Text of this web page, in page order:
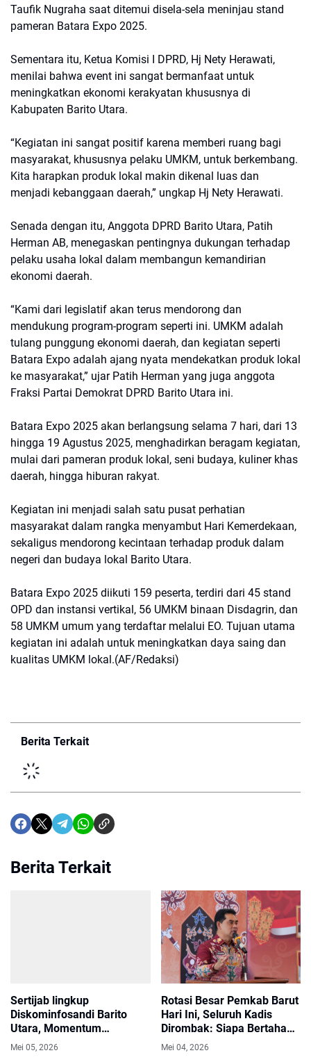
Taufik Nugraha saat ditemui disela-sela meninjau stand
pameran Batara Expo 2025.
Sementara itu, Ketua Komisi I DPRD, Hj Nety Herawati,
menilai bahwa event ini sangat bermanfaat untuk
meningkatkan ekonomi kerakyatan khususnya di
Kabupaten Barito Utara.
“Kegiatan ini sangat positif karena memberi ruang bagi
masyarakat, khususnya pelaku UMKM, untuk berkembang.
Kita harapkan produk lokal makin dikenal luas dan
menjadi kebanggaan daerah,” ungkap Hj Nety Herawati.
Senada dengan itu, Anggota DPRD Barito Utara, Patih
Herman AB, menegaskan pentingnya dukungan terhadap
pelaku usaha lokal dalam membangun kemandirian
ekonomi daerah.
“Kami dari legislatif akan terus mendorong dan
mendukung program-program seperti ini. UMKM adalah
tulang punggung ekonomi daerah, dan kegiatan seperti
Batara Expo adalah ajang nyata mendekatkan produk lokal
ke masyarakat,” ujar Patih Herman yang juga anggota
Fraksi Partai Demokrat DPRD Barito Utara ini.
Batara Expo 2025 akan berlangsung selama 7 hari, dari 13
hingga 19 Agustus 2025, menghadirkan beragam kegiatan,
mulai dari pameran produk lokal, seni budaya, kuliner khas
daerah, hingga hiburan rakyat.
Kegiatan ini menjadi salah satu pusat perhatian
masyarakat dalam rangka menyambut Hari Kemerdekaan,
sekaligus mendorong kecintaan terhadap produk dalam
negeri dan budaya lokal Barito Utara.
Batara Expo 2025 diikuti 159 peserta, terdiri dari 45 stand
OPD dan instansi vertikal, 56 UMKM binaan Disdagrin, dan
58 UMKM umum yang terdaftar melalui EO. Tujuan utama
kegiatan ini adalah untuk meningkatkan daya saing dan
kualitas UMKM lokal.(AF/Redaksi)
Berita Terkait
Berita Terkait
Sertijab lingkup
Diskominfosandi Barito
Utara, Momentum
Peningkatan Kinerja,
Solidaritas, Dan Kontribusi
Mei 05, 2026
Rotasi Besar Pemkab Barut
Hari Ini, Seluruh Kadis
Dirombak: Siapa Bertahan
di Kursinya?
Mei 04, 2026